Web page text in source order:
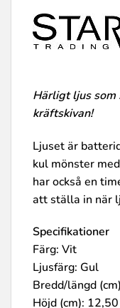
Härligt ljus som
kräftskivan!
Ljuset är
kul mönster
har också en
att ställa in när
Specifikationer
Färg: Vit
Ljusfärg: Gul
Bredd/längd
Höjd (cm): 12,50